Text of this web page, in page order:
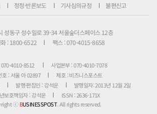
정정·반론보도 기사심의규정 불편신고
성동구 성수일로 39-34 서울숲더스페이스 12층
: 1800-6522
팩스 : 070-4015-8658
4010-8512
사업본부 : 070-4010-7078
호 : 서울 아 02897
제호 : 비즈니스포스트
발행·편집인 : 강석운
발행일자: 2013년 12월 2일
보호책임자 : 강석운
ISSN : 2636-171X
ⓒBUSINESSPOST. All rights reserved.